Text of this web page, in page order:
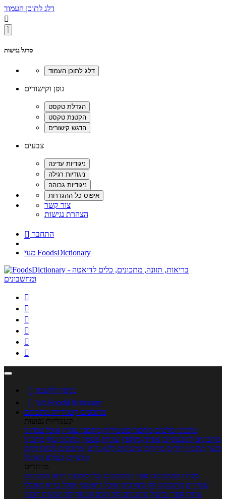
דלג לתוכן העמוד

סרגל נגישות
גופן וקישורים
צבעים
צור קשר
הצהרת נגישות
 התחבר
מנוי FoodsDictionary






 כניסה לחשבון

מנוי FoodsDictionary
מתכונים קטגוריות מתכונים
קטגוריות נפוצות
מתכוני סלטים מתכוני פשטידות מתכוני עוגות אוכל צמחוני
מתכונים לטבעוניים אפייה מוקפץ עוגיות פסטה מתכוני עוף מתכוני
בשר מתכוני ילדים מרקים מתכונים ללא גלוטן מתכונים לסוכרתיים
טרנדים בעולם האוכל
מיוחדים
מנתח המתכונים ספר המתכונים שלי מתכוני וידאו מתכונים
עשירים מתכונים לפי מצרכים אוכל דיאטטי אוכל בריא מאכלי
עדות ספרי בישול מתכונים לפי חגים ועונות לפי שיטות הכנה